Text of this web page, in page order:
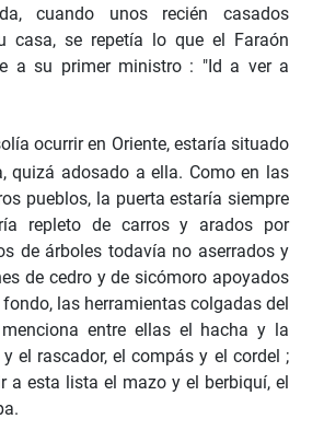
cuando unos recién casados
casa, se repetía lo que el Faraón
a su primer ministro : "Id a ver a
ocurrir en Oriente, estaría situado
quizá adosado a ella. Como en las
pueblos, la puerta estaría siempre
repleto de carros y arados por
de árboles todavía no aserrados y
de cedro y de sicómoro apoyados
las herramientas colgadas del
entre ellas el hacha y la
el rascador, el compás y el cordel ;
a esta lista el mazo y el berbiquí, el